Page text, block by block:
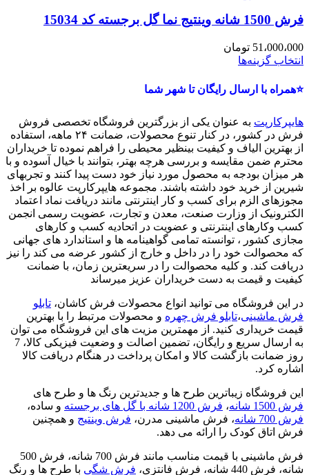
فرش 1500 شانه وینتیج نما گل برجسته کد 15034
51،000،000 تومان
انتخاب گزینه‌ها
⭐همراه با ارسال رایگان تا شهر شما
هایپرکارپت به عنوان یکی از بزرگترین فروشگاه تخصصی فروش
فرش در کشور، در کنار تنوع محصولات، ضمانت ۲۴ ماهه، استفاده
از بهترین الیاف و کیفیت بینظیر محیطی را فراهم نموده تا خریداران
محترم ضمن مقایسه و بررسی هرچه بهتر، بتوانند با خیال آسوده و با
هر میزان بودجه به محصول مورد نیاز خود دست پیدا کنند و تجربهای
شیرین از خرید خود داشته باشند. مجموعه هایپرکارپت عالوه بر اخذ
مجوزهای الزم برای کسب و کار اینترنتی مانند دریافت نماد اعتماد
الکترونیک از وزارت صنعت، معدن و تجارت، عضویت رسمی انجمن
کسب وکارهای اینترنتی و عضویت در اتحادیه کسب و کارهای
مجازی کشور ، توانسته تمامی گواهینامه ها و استاندارد های جهانی
که محصوالت خود را در داخل و خارج از کشور عرضه می کند را نیز
دریافت کند. و کلیه محصوالت را در سریعترین زمان، با ضمانت
کیفیت و قیمت به دست خریداران عزیز میرساند
در این فروشگاه می توانید انواع محصولات فرش کاشان، تابلو
فرش ماشینی،تابلو فرش چهره و محصولات مرتبط را با بهترین
قیمت خریداری کنید. از مهمترین مزیت های این فروشگاه می توان
به ارسال سریع و رایگان، تضمین اصالت و وضعیت فیزیکی کالا، 7
روز ضمانت بازگشت کالا و امکان پرداخت در هنگام دریافت کالا
اشاره کرد.
این فروشگاه زیباترین طرح ها و جدیدترین رنگ ها و طرح های
فرش 1500 شانه
، فرش 1200 شانه با گل های برجسته
و ساده،
فرش 700 شانه
، فرش ماشینی مدرن، فرش وینتیج و همچنین
فرش اتاق کودک را ارائه می دهد.
فرش ماشینی با قیمت مناسب مانند فرش 700 شانه، فرش 500
شانه، فرش 440 شانه، فرش فانتزی،
فرش شگی با طرح ها و رنگ